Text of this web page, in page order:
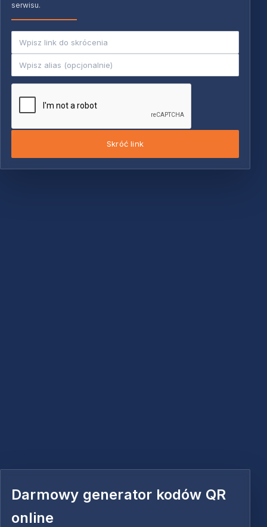
serwisu.
Skróć link
Darmowy generator kodów QR
online